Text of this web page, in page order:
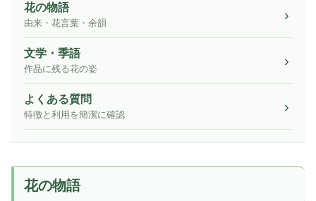
花の物語
由来・花言葉・余韻
文学・季語
作品に残る花の姿
よくある質問
特徴と利用を簡潔に確認
花の物語